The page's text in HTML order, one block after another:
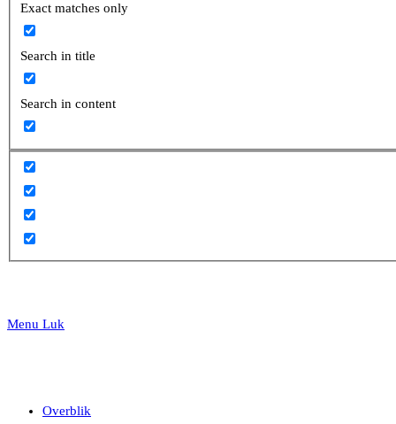
search
Exact matches only
Search in title
Search in content
Menu Luk
Overblik